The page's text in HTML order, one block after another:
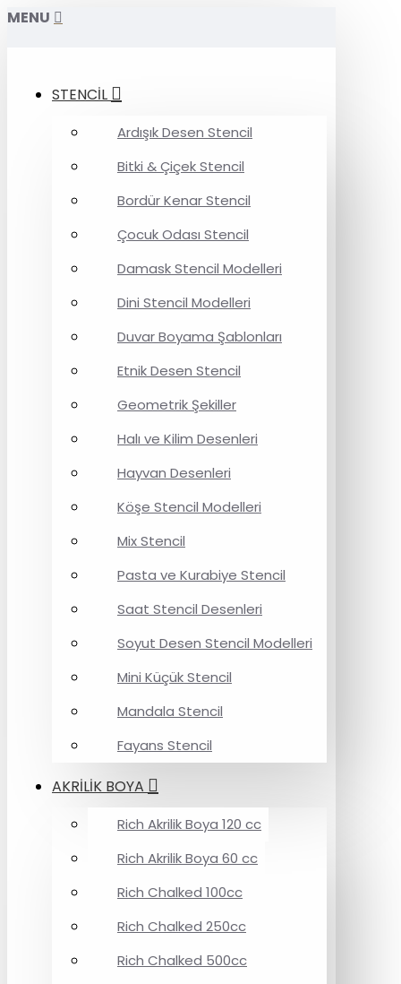
MENU
STENCİL
Ardışık Desen Stencil
Bitki & Çiçek Stencil
Bordür Kenar Stencil
Çocuk Odası Stencil
Damask Stencil Modelleri
Dini Stencil Modelleri
Duvar Boyama Şablonları
Etnik Desen Stencil
Geometrik Şekiller
Halı ve Kilim Desenleri
Hayvan Desenleri
Köşe Stencil Modelleri
Mix Stencil
Pasta ve Kurabiye Stencil
Saat Stencil Desenleri
Soyut Desen Stencil Modelleri
Mini Küçük Stencil
Mandala Stencil
Fayans Stencil
AKRİLİK BOYA
Rich Akrilik Boya 120 cc
Rich Akrilik Boya 60 cc
Rich Chalked 100cc
Rich Chalked 250cc
Rich Chalked 500cc